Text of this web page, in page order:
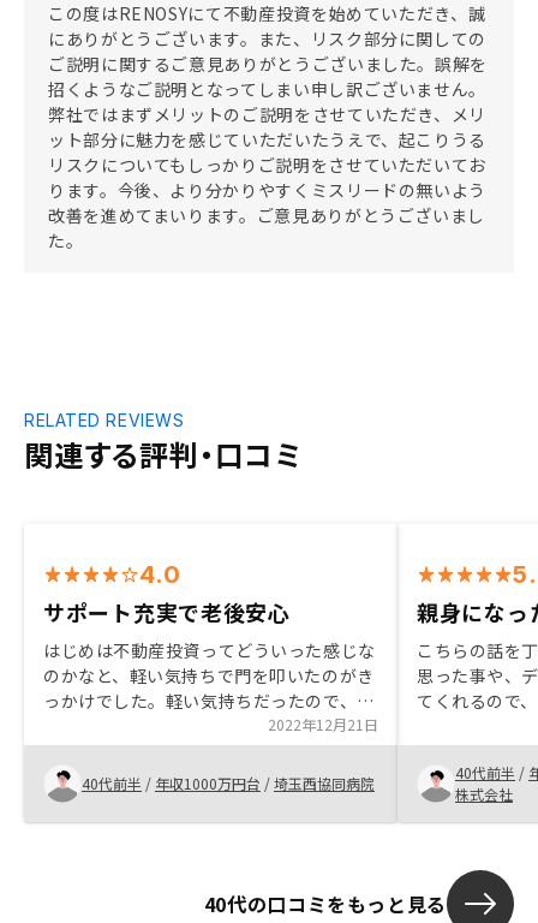
この度はRENOSYにて不動産投資を始めていただき、誠
にありがとうございます。また、リスク部分に関しての
ご説明に関するご意見ありがとうございました。誤解を
招くようなご説明となってしまい申し訳ございません。
弊社ではまずメリットのご説明をさせていただき、メリ
ット部分に魅力を感じていただいたうえで、起こりうる
リスクについてもしっかりご説明をさせていただいてお
ります。今後、より分かりやすくミスリードの無いよう
改善を進めてまいります。ご意見ありがとうございまし
た。
関連する評判・口コミ
RELATED REVIEWS
4.0
サポート充実で老後安心
はじめは不動産投資ってどういった感じな
のかなと、軽い気持ちで門を叩いたのがき
っかけでした。軽い気持ちだったので、始
めの面談では、何て素晴らしい話しなんだ
ろうと思ったのが、素直な気持ちです。
それから面談を重ねるうちに、老後の資金
を安定した形にしたくなりました。この気
持ちが購入至った経緯です。 手続き等
室補償等任せっぱなしで大丈夫な点も、忙
2022年12月21日
40代前半 / 年収1000万円台 /埼玉西協同病院
親身になっ
こちらの話を
思った事や、
てくれるので
を尊重してく
た、日程の調
てもらえたの
40代前半 /
株式会社
40代の口コミをもっと見る